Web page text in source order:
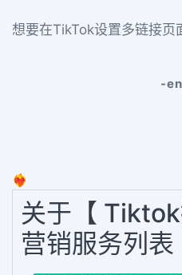
想要在TikTok设置多链接页
-
❤️‍🔥
关于【
营销服务列表